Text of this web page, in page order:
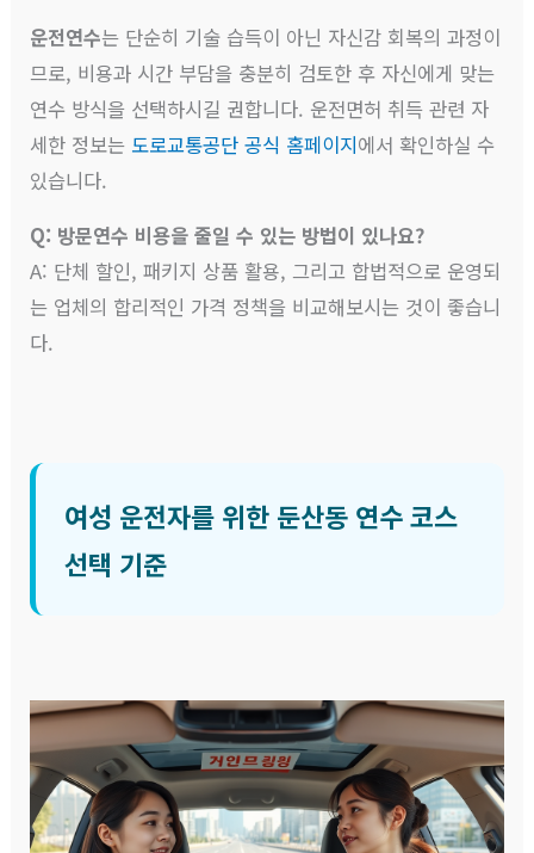
운전연수는 단순히 기술 습득이 아닌 자신감 회복의 과정이
므로, 비용과 시간 부담을 충분히 검토한 후 자신에게 맞는
연수 방식을 선택하시길 권합니다. 운전면허 취득 관련 자
세한 정보는 도로교통공단 공식 홈페이지에서 확인하실 수
있습니다.
Q: 방문연수 비용을 줄일 수 있는 방법이 있나요?
A: 단체 할인, 패키지 상품 활용, 그리고 합법적으로 운영되
는 업체의 합리적인 가격 정책을 비교해보시는 것이 좋습니
다.
여성 운전자를 위한 둔산동 연수 코스
선택 기준